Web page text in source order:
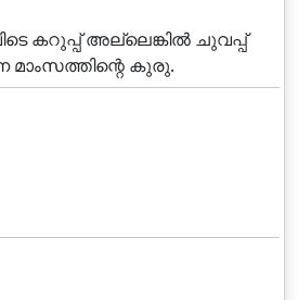
കറുപ്പ്‌ അല്ലെങ്കില്‍ ചുവപ്പ്‌
മാംസത്തിന്റെ കുരു.